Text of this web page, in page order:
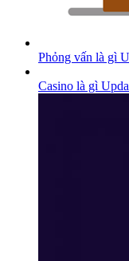
Phỏng vấn là gì
Casino là gì